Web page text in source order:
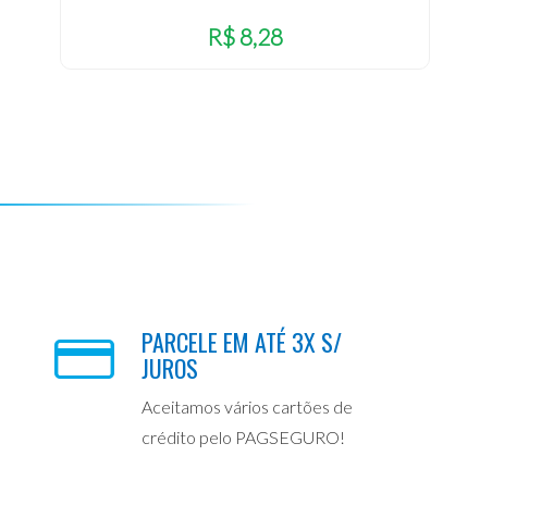
R$ 8,28
PARCELE EM ATÉ 3X S/
JUROS
Aceitamos vários cartões de
crédito pelo PAGSEGURO!